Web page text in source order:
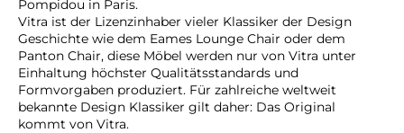
Pompidou in Paris.
Vitra ist der Lizenzinhaber vieler Klassiker der Design
Geschichte wie dem Eames Lounge Chair oder dem
Panton Chair, diese Möbel werden nur von Vitra unter
Einhaltung höchster Qualitätsstandards und
Formvorgaben produziert. Für zahlreiche weltweit
bekannte Design Klassiker gilt daher: Das Original
kommt von Vitra.